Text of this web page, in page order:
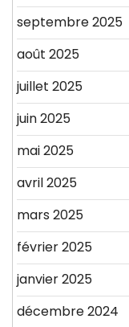
septembre 2025
août 2025
juillet 2025
juin 2025
mai 2025
avril 2025
mars 2025
février 2025
janvier 2025
décembre 2024